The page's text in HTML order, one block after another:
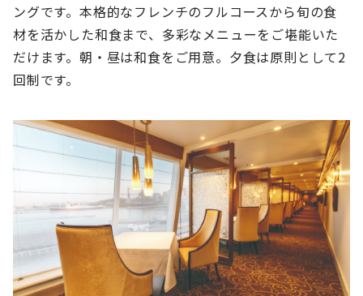
ングです。本格的なフレンチのフルコースから旬の食
材を活かした和食まで、多彩なメニューをご堪能いた
だけます。朝・昼は和食をご用意。夕食は原則として2
回制です。